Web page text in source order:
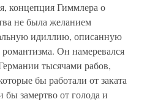
концепция Гиммлера о
не была желанием
идиллию, описанную
Он намеревался
тысячами рабов,
бы работали от заката
бы замертво от голода и